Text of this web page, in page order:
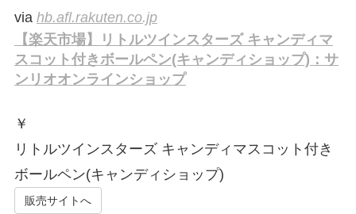
via hb.afl.rakuten.co.jp
【楽天市場】リトルツインスターズ キャンディマ
スコット付きボールペン(キャンディショップ)：サ
ンリオオンラインショップ
￥
リトルツインスターズ キャンディマスコット付き
ボールペン(キャンディショップ)
販売サイトへ